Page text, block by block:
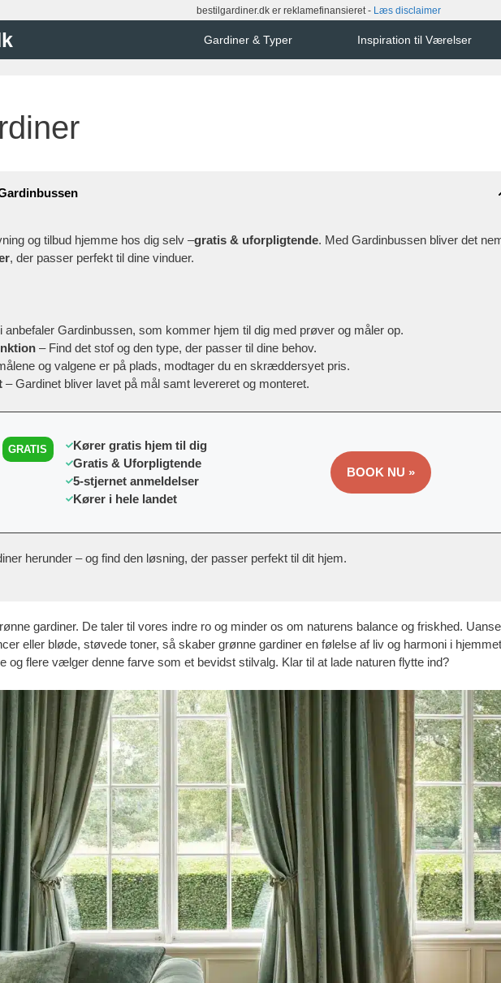
bestilgardiner.dk er reklamefinansieret - Læs disclaimer
Gardiner & Typer Inspiration til Værelser
og tilbud hjemme hos dig selv –gratis & uforpligtende. Med Gardinbussen bliver det
, der passer perfekt til dine vinduer.
anbefaler Gardinbussen, som kommer hjem til dig med prøver og måler op.
– Find det stof og den type, der passer til dine behov.
og valgene er på plads, modtager du en skræddersyet pris.
– Gardinet bliver lavet på mål samt levereret og monteret.
GRATIS
Kører gratis hjem til dig
Gratis & Uforpligtende
5-stjernet anmeldelser
Kører i hele landet
BOOK NU »
herunder – og find den løsning, der passer perfekt til dit hjem.
gardiner. De taler til vores indre ro og minder os om naturens balance og friskhed.
eller bløde, støvede toner, så skaber grønne gardiner en følelse af liv og harmoni i
og flere vælger denne farve som et bevidst stilvalg. Klar til at lade naturen flytte ind?